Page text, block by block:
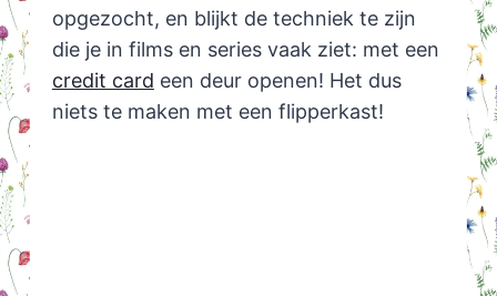
opgezocht, en blijkt de techniek te zijn
die je in films en series vaak ziet: met een
credit card een deur openen! Het dus
niets te maken met een flipperkast!